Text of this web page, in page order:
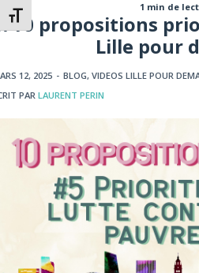
Changer la taille de la police
1 min de
10 propositions
Lille pour
12, 2025 - BLOG, VIDEOS LILLE POUR
PARLAURENT PERIN